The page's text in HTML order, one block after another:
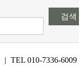
검색
| TEL 010-7336-6009